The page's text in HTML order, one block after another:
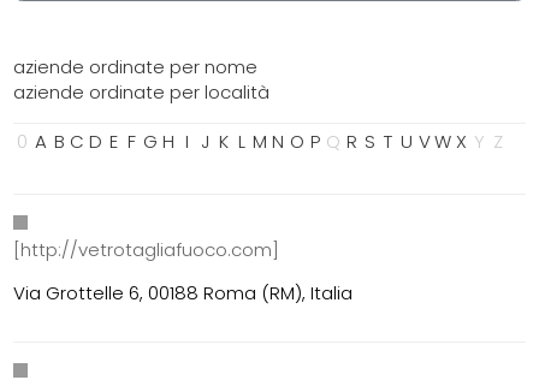
aziende ordinate per nome
aziende ordinate per località
0 A B C D E F G H I J K L M N O P Q R S T U VWX Y Z
[http://vetrotagliafuoco.com]
Via Grottelle 6, 00188 Roma (RM), Italia